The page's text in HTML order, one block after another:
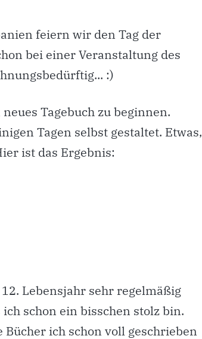
feiern wir den Tag der
bei einer Veranstaltung des
:)
Tagebuch zu beginnen.
Tagen selbst gestaltet. Etwas,
ist das Ergebnis:
Lebensjahr sehr regelmäßig
schon ein bisschen stolz bin.
ich schon voll geschrieben